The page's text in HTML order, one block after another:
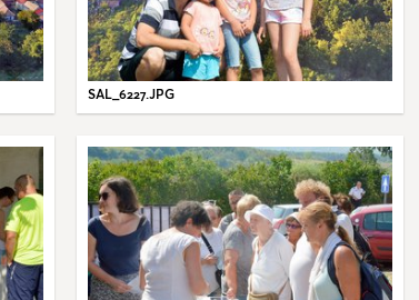
SAL_6227.JPG